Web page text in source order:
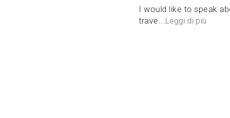
I would like to speak
trave...Leggi di più